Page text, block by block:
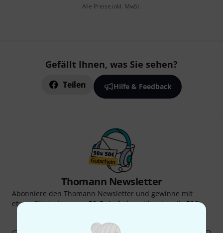
Alle Preise inkl. MwSt.
Gefällt Ihnen, was Sie sehen?
Teilen Hilfe & Feedback
Thomann Newsletter
Abonniere den Thomann Newsletter und gewinne mit
etwas Glück einen von50 Gutscheinenüber jeweils50€!